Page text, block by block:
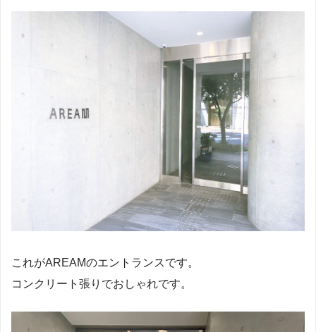
これがAREAMのエントランスです。
コンクリート張りでおしゃれです。